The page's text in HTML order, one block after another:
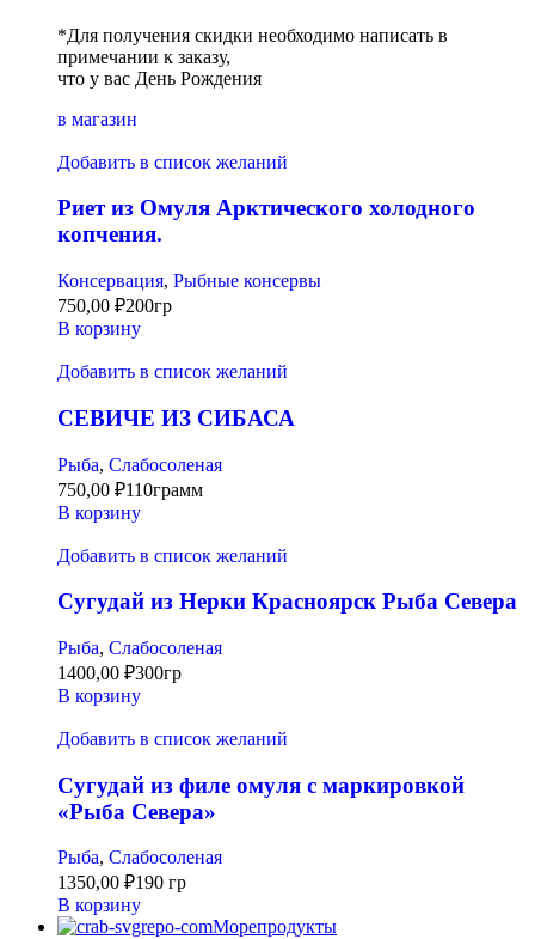
*Для получения скидки необходимо написать в
примечании к заказу,
что у вас День Рождения
в магазин
Добавить в список желаний
Риет из Омуля Арктического холодного
копчения.
Консервация, Рыбные консервы
750,00 ₽200гр
В корзину
Добавить в список желаний
СЕВИЧЕ ИЗ СИБАСА
Рыба, Слабосоленая
750,00 ₽110грамм
В корзину
Добавить в список желаний
Сугудай из Нерки Красноярск Рыба Севера
Рыба, Слабосоленая
1400,00 ₽300гр
В корзину
Добавить в список желаний
Сугудай из филе омуля с маркировкой
«Рыба Севера»
Рыба, Слабосоленая
1350,00 ₽190 гр
В корзину
Морепродукты